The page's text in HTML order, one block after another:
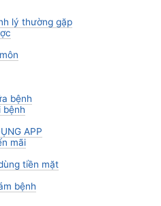
lý thường gặp
bệnh
bệnh
APP
mãi
tiền mặt
bệnh